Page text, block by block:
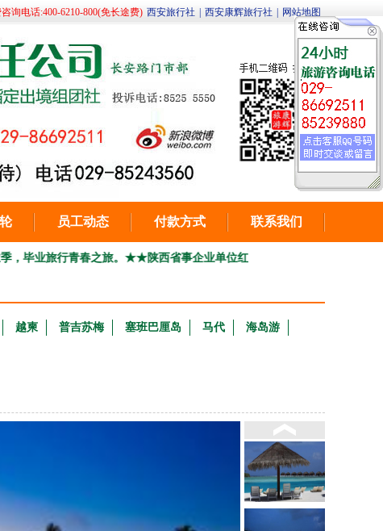
询电话:400-6210-800(免长途费) 西安旅行社 西安康辉旅行社 网站地图
员工动态 付款方式 联系我们
行青春之旅。★★陕西省事企业单位红色培训，团建（部分）线路总汇咨询
越柬 普吉苏梅 塞班巴厘岛 马代
海岛游